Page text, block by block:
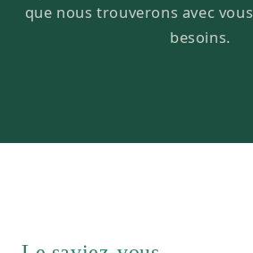
que nous trouverons avec
besoins.